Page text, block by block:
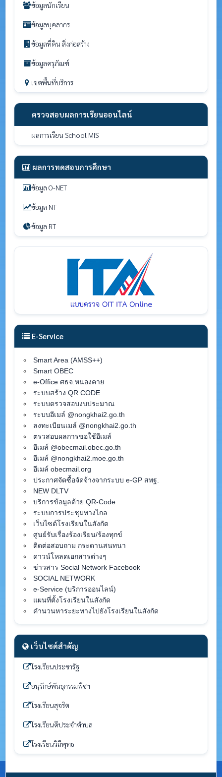
ข้อมูลนักเรียน
ข้อมูลบุคลากร
ข้อมูลที่ดิน สิ่งก่อสร้าง
ข้อมูลครุภัณฑ์
เขตพื้นที่บริการ
ตรวจสอบผลการเรียนออนไลน์
ผลการเรียน School MIS
ผลการทดสอบการศึกษา
ข้อมูล O-NET
ข้อมูล NT
ข้อมูล RT
E-Service
Smart Area (AMSS++)
Smart OBEC
e-Office ศธจ.หนองคาย
ระบบสร้าง QR CODE
ระบบตรวจสอบงบประมาณ
ระบบอีเมล์ @nongkhai2.go.th
ลงทะเบียนเมล์ @nongkhai2.go.th
ตรวสอบผลการขอใช้อีเมล์
อีเมล์ @obecmail.obec.go.th
อีเมล์ @nongkhai2.moe.go.th
อีเมล์ obecmail.org
ประกาศจัดซื้อจัดจ้างจากระบบ e-GP สพฐ.
NEW DLTV
บริการข้อมูลด้วย QR-Code
ระบบการประชุมทางไกล
เว็บไซต์โรงเรียนในสังกัด
ศูนย์รับเรื่องร้องเรียน/ร้องทุกข์
ติดต่อสอบถาม กระดานสนทนา
ดาวน์โหลดเอกสารต่างๆ
ข่าวสาร Social Network Facebook
SOCIAL NETWORK
e-Service (บริการออนไลน์)
แผนที่ตั้งโรงเรียนในสังกัด
คำนวนหาระยะทางไปยังโรงเรียนในสังกัด
เว็บไซต์สำคัญ
โรงเรียนประชารัฐ
อนุรักษ์พันธุกรรมพืชฯ
โรงเรียนสุจริต
โรงเรียนดีประจำตำบล
โรงเรียนวิถีพุทธ